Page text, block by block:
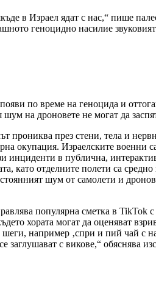
в Израел ядат с нас,“ пише
геноцидно насилие
по време на геноцида и
на дроновете не могат да
прониква през стени, тела и
окупация. Израелските военни
инциденти в публична,
като отделните полети са
шум от самолети и
популярна сметка в TikTok
хората могат да оценяват
шеги, например ‚спри и пий чай с
с викове,“ обяснява